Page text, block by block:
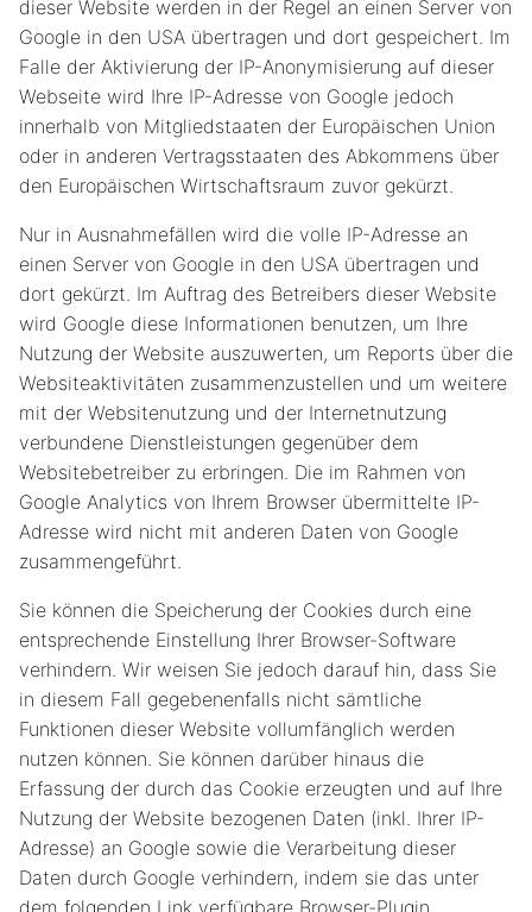
dieser Website werden in der Regel an einen Server von
Google in den USA übertragen und dort gespeichert. Im
Falle der Aktivierung der IP-Anonymisierung auf dieser
Webseite wird Ihre IP-Adresse von Google jedoch
innerhalb von Mitgliedstaaten der Europäischen Union
oder in anderen Vertragsstaaten des Abkommens über
den Europäischen Wirtschaftsraum zuvor gekürzt.
Nur in Ausnahmefällen wird die volle IP-Adresse an
einen Server von Google in den USA übertragen und
dort gekürzt. Im Auftrag des Betreibers dieser Website
wird Google diese Informationen benutzen, um Ihre
Nutzung der Website auszuwerten, um Reports über die
Websiteaktivitäten zusammenzustellen und um weitere
mit der Websitenutzung und der Internetnutzung
verbundene Dienstleistungen gegenüber dem
Websitebetreiber zu erbringen. Die im Rahmen von
Google Analytics von Ihrem Browser übermittelte IP-
Adresse wird nicht mit anderen Daten von Google
zusammengeführt.
Sie können die Speicherung der Cookies durch eine
entsprechende Einstellung Ihrer Browser-Software
verhindern. Wir weisen Sie jedoch darauf hin, dass Sie
in diesem Fall gegebenenfalls nicht sämtliche
Funktionen dieser Website vollumfänglich werden
nutzen können. Sie können darüber hinaus die
Erfassung der durch das Cookie erzeugten und auf Ihre
Nutzung der Website bezogenen Daten (inkl. Ihrer IP-
Adresse) an Google sowie die Verarbeitung dieser
Daten durch Google verhindern, indem sie das unter
dem folgenden Link verfügbare Browser-Plugin